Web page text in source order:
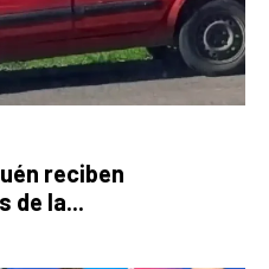
reciben
de la...